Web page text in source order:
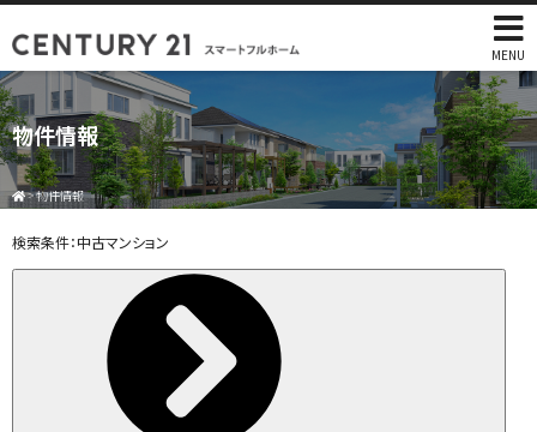
MENU
物件情報
>物件情報
検索条件：中古マンション